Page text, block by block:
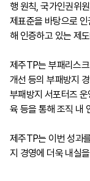
행 원칙, 국가인권위
제표준을 바탕으로
해 인증하고 있는 제
제주TP는 부패리스
개선 등의 부패방지
부패방지 서포터즈
육 등을 통해 조직 내
제주TP는 이번 성과
지 경영에 더욱 내실